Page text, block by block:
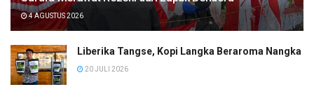
4 AGUSTUS 2026
Liberika Tangse, Kopi Langka Beraroma Nangka
20 JULI 2026